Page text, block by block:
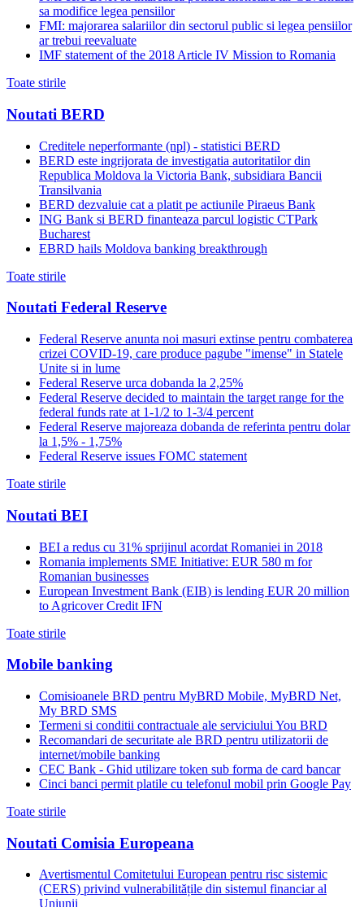
sa modifice legea pensiilor
FMI: majorarea salariilor din sectorul public si legea pensiilor
ar trebui reevaluate
IMF statement of the 2018 Article IV Mission to Romania
Toate stirile
Noutati BERD
Creditele neperformante (npl) - statistici BERD
BERD este ingrijorata de investigatia autoritatilor din
Republica Moldova la Victoria Bank, subsidiara Bancii
Transilvania
BERD dezvaluie cat a platit pe actiunile Piraeus Bank
ING Bank si BERD finanteaza parcul logistic CTPark
Bucharest
EBRD hails Moldova banking breakthrough
Toate stirile
Noutati Federal Reserve
Federal Reserve anunta noi masuri extinse pentru combaterea
crizei COVID-19, care produce pagube "imense" in Statele
Unite si in lume
Federal Reserve urca dobanda la 2,25%
Federal Reserve decided to maintain the target range for the
federal funds rate at 1-1/2 to 1-3/4 percent
Federal Reserve majoreaza dobanda de referinta pentru dolar
la 1,5% - 1,75%
Federal Reserve issues FOMC statement
Toate stirile
Noutati BEI
BEI a redus cu 31% sprijinul acordat Romaniei in 2018
Romania implements SME Initiative: EUR 580 m for
Romanian businesses
European Investment Bank (EIB) is lending EUR 20 million
to Agricover Credit IFN
Toate stirile
Mobile banking
Comisioanele BRD pentru MyBRD Mobile, MyBRD Net,
My BRD SMS
Termeni si conditii contractuale ale serviciului You BRD
Recomandari de securitate ale BRD pentru utilizatorii de
internet/mobile banking
CEC Bank - Ghid utilizare token sub forma de card bancar
Cinci banci permit platile cu telefonul mobil prin Google Pay
Toate stirile
Noutati Comisia Europeana
Avertismentul Comitetului European pentru risc sistemic
(CERS) privind vulnerabilitățile din sistemul financiar al
Uniunii